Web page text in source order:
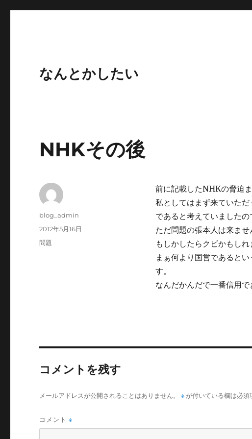
なんとかしたい
NHKその後
前に記載したNHKの脅迫
私としてはまず来ていた
であると考えていましたの
ただ問題の張本人は来ませ
もしかしたらクビかもしれ
まぁ何より国営であると
す。
なんだかんだで一番信用で
投
blog_admin
投
稿
2012年5月16日
カ
問題
コメントを残す
メールアドレスが公開されることはありません。 ※ が付いている欄は必須
コメント※